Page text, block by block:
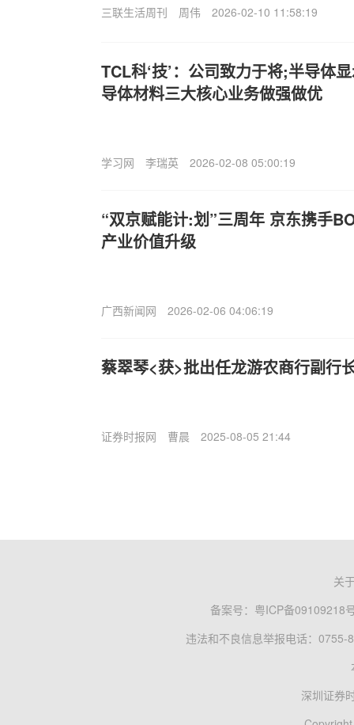
三联生活周刊 周伟 2026-02-10 11:58:19
TCL科‘技’：公司致力于将;半导体
导体材料三大核心业务做强做优
学习网 李瑞英 2026-02-08 05:00:19
“双京赋能计:划”三周年 京东携手
产业价值升级
广西新闻网 2026-02-06 04:06:19
蔡翠琴<获>批出任龙游农商行副行
证券时报网 曹晨 2025-08-05 21:44
关
备案号： 粤ICP备09109218
违法和不良信息举报电话：0755-
深圳证券